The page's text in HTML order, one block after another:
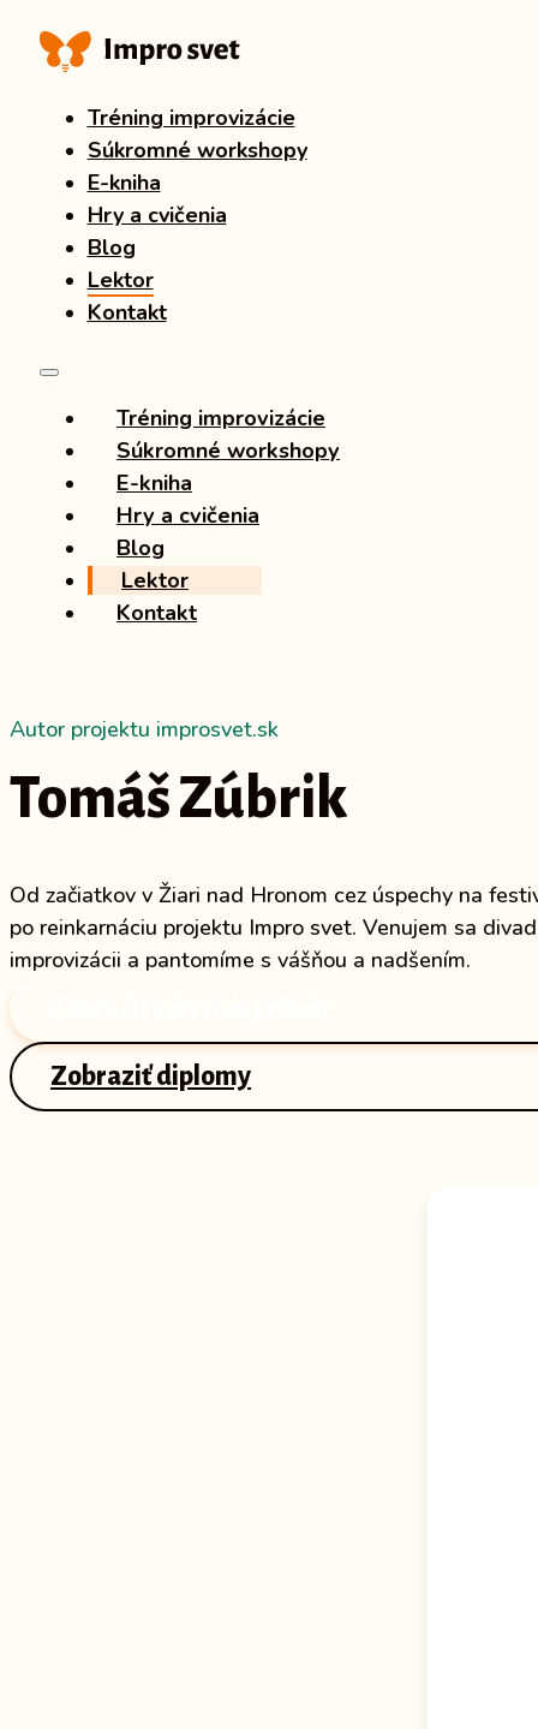
Tréning improvizácie
Súkromné workshopy
E-kniha
Hry a cvičenia
Blog
Lektor
Kontakt
Tréning improvizácie
Súkromné workshopy
E-kniha
Hry a cvičenia
Blog
Lektor
Kontakt
Autor projektu improsvet.sk
Tomáš Zúbrik
Od začiatkov v Žiari nad Hronom cez úspechy na
po reinkarnáciu projektu Impro svet. Venujem sa
improvizácii a pantomíme s vášňou a nadšením.
Zobraziť diplomy